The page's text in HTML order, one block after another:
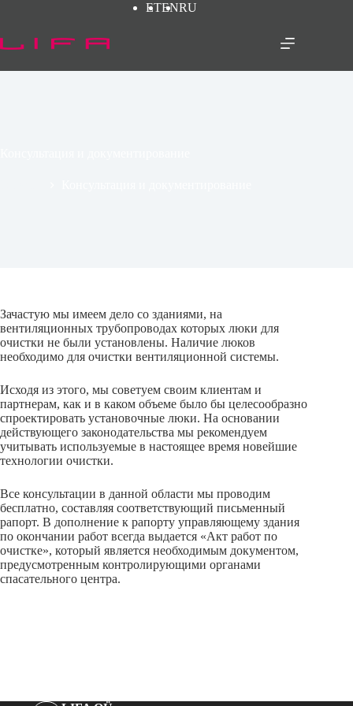
ETENRU
Зачастую мы имеем дело со зданиями, на
вентиляционных трубопроводах которых люки для
очистки не были установлены. Наличие люков
необходимо для очистки вентиляционной системы.
Исходя из этого, мы советуем своим клиентам и
партнерам, как и в каком объеме было бы целесообразно
спроектировать установочные люки. На основании
действующего законодательства мы рекомендуем
учитывать используемые в настоящее время новейшие
технологии очистки.
Все консультации в данной области мы проводим
бесплатно, составляя соответствующий письменный
рапорт. В дополнение к рапорту управляющему здания
по окончании работ всегда выдается «Акт работ по
очистке», который является необходимым документом,
предусмотренным контролирующими органами
спасательного центра.